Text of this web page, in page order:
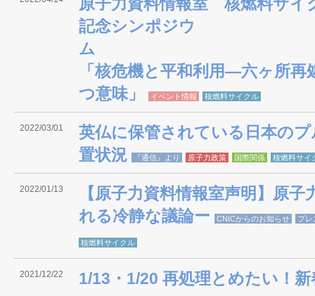
記念シンポジウ
「核危機と平和利用―六ヶ所再
つ意味」
イベント情報 核燃料サイクル
2022/03/01
英仏に保管されている日本の
置状況
『通信』より 原子力政策 国際関係 核燃料サイ
2022/01/13
【原子力資料情報室声明】原
れる冷静な議論ー
CNICからのお知らせ プレ
核燃料サイクル
2021/12/22 1/13・1/20 再処理とめたい！